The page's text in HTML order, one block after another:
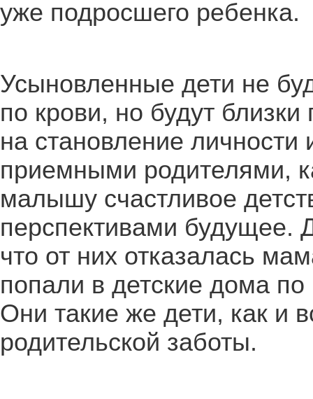
уже подросшего ребенка.
Усыновленные дети не
по крови, но будут
на становление личности
приемными родителями,
малышу счастливое
перспективами будущее.
что от них отказалась
попали в детские дома
Они такие же дети, как и
родительской заботы.